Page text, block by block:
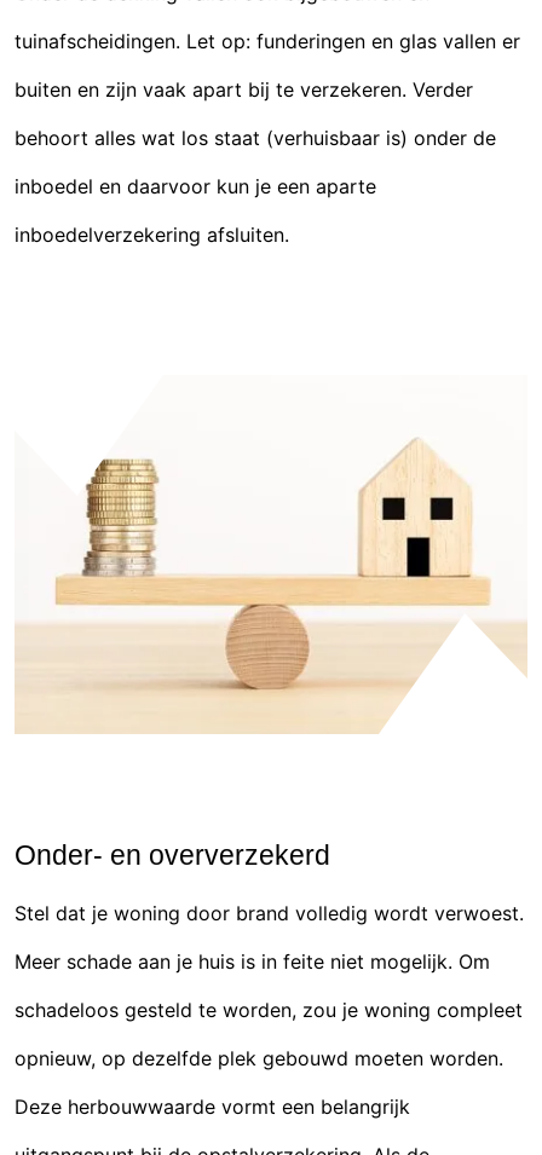
tuinafscheidingen. Let op: funderingen en glas vallen er
buiten en zijn vaak apart bij te verzekeren. Verder
behoort alles wat los staat (verhuisbaar is) onder de
inboedel en daarvoor kun je een aparte
inboedelverzekering afsluiten.
Onder- en oververzekerd
Stel dat je woning door brand volledig wordt verwoest.
Meer schade aan je huis is in feite niet mogelijk. Om
schadeloos gesteld te worden, zou je woning compleet
opnieuw, op dezelfde plek gebouwd moeten worden.
Deze herbouwwaarde vormt een belangrijk